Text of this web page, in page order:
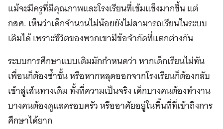
แม้จะมีครูที่มีคุณภาพและโรงเรียนที่เข้มแข็งมากขึ้น แต่
กสศ. เห็นว่าเด็กจำนวนไม่น้อยยังไม่สามารถเรียนในระบบ
เดิมได้ เพราะชีวิตของพวกเขามีข้อจำกัดที่แตกต่างกัน
ระบบการศึกษาแบบเดิมมักกำหนดว่า หากเด็กเรียนไม่ทัน
เพื่อนก็ต้องซ้ำชั้น หรือหากหลุดออกจากโรงเรียนก็ต้องกลับ
เข้าสู่เส้นทางเดิม ทั้งที่ความเป็นจริง เด็กบางคนต้องทำงาน
บางคนต้องดูแลครอบครัว หรืออาศัยอยู่ในพื้นที่ที่เข้าถึงการ
ศึกษาได้ยาก